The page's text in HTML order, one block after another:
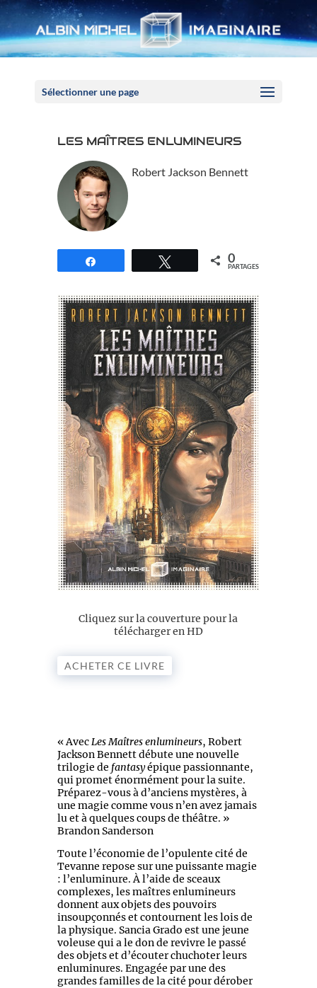
Sélectionner une page
LES MAÎTRES ENLUMINEURS
Robert Jackson Bennett
Tweetez 0
PARTAGES
Cliquez sur la couverture pour la
télécharger en HD
ACHETER CE LIVRE
« AvecLes Maîtres enlumineurs, Robert
Jackson Bennett débute une nouvelle
trilogie de fantasyépique passionnante,
qui promet énormément pour la suite.
Préparez-vous à d’anciens mystères, à
une magie comme vous n’en avez jamais
lu et à quelques coups de théâtre. »
Brandon Sanderson
Toute l’économie de l’opulente cité de
Tevanne repose sur une puissante magie
: l’enluminure. À l’aide de sceaux
complexes, les maîtres enlumineurs
donnent aux objets des pouvoirs
insoupçonnés et contournent les lois de
la physique. Sancia Grado est une jeune
voleuse qui a le don de revivre le passé
des objets et d’écouter chuchoter leurs
enluminures. Engagée par une des
grandes familles de la cité pour dérober
Panneau de gestion des cookies